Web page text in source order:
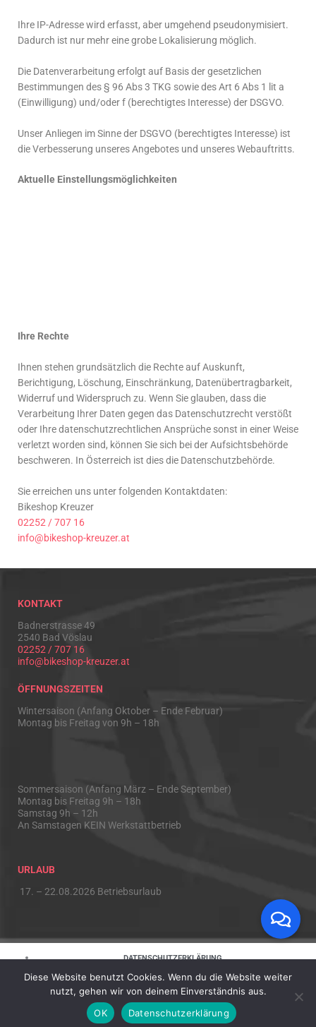
Ihre IP-Adresse wird erfasst, aber umgehend pseudonymisiert.
Dadurch ist nur mehr eine grobe Lokalisierung möglich.
Die Datenverarbeitung erfolgt auf Basis der gesetzlichen
Bestimmungen des § 96 Abs 3 TKG sowie des Art 6 Abs 1 lit a
(Einwilligung) und/oder f (berechtigtes Interesse) der DSGVO.
Unser Anliegen im Sinne der DSGVO (berechtigtes Interesse) ist
die Verbesserung unseres Angebotes und unseres Webauftritts.
Aktuelle Einstellungsmöglichkeiten
Ihre Rechte
Ihnen stehen grundsätzlich die Rechte auf Auskunft,
Berichtigung, Löschung, Einschränkung, Datenübertragbarkeit,
Widerruf und Widerspruch zu. Wenn Sie glauben, dass die
Verarbeitung Ihrer Daten gegen das Datenschutzrecht verstößt
oder Ihre datenschutzrechtlichen Ansprüche sonst in einer Weise
verletzt worden sind, können Sie sich bei der Aufsichtsbehörde
beschweren. In Österreich ist dies die Datenschutzbehörde.
Sie erreichen uns unter folgenden Kontaktdaten:
Bikeshop Kreuzer
02252 / 707 16
info@bikeshop-kreuzer.at
KONTAKT
Badnerstrasse 49
2540 Bad Vöslau
02252 / 707 16
info@bikeshop-kreuzer.at
ÖFFNUNGSZEITEN
Wintersaison (Anfang Oktober – Ende Februar)
Montag bis Freitag von 9h – 18h
Sommersaison (Anfang März – Ende September)
Montag bis Freitag 9h – 18h
Samstag 9h – 12h
An Samstagen KEIN Werkstattbetrieb
URLAUB
17. – 22.08.2026 Betriebsurlaub
DATENSCHUTZERKLÄRUNG
HAFTUNGSAUSSCHLUSS
IMPRESSUM
Diese Website benutzt Cookies. Wenn du die Website weiter
nutzt, gehen wir von deinem Einverständnis aus.
OK
Datenschutzerklärung